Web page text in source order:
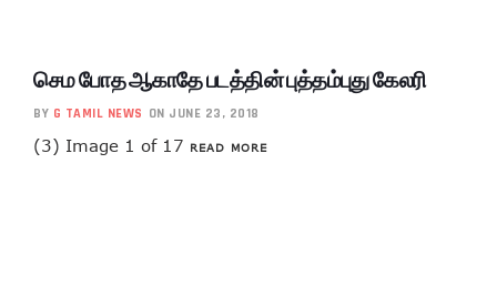
செம போத ஆகாதே படத்தின் புத்தம்புது கேலரி
BY G TAMIL NEWS ON JUNE 23, 2018
(3) Image 1 of 17 READ MORE